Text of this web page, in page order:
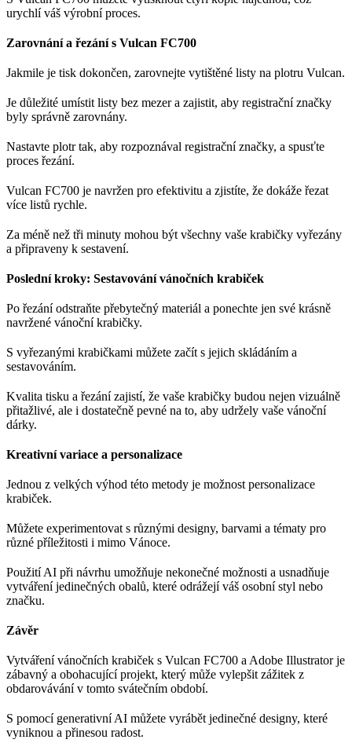
urychlí váš výrobní proces.
Zarovnání a řezání s Vulcan FC700
Jakmile je tisk dokončen, zarovnejte vytištěné listy na plotru Vulcan.
Je důležité umístit listy bez mezer a zajistit, aby registrační značky
byly správně zarovnány.
Nastavte plotr tak, aby rozpoznával registrační značky, a spusťte
proces řezání.
Vulcan FC700 je navržen pro efektivitu a zjistíte, že dokáže řezat
více listů rychle.
Za méně než tři minuty mohou být všechny vaše krabičky vyřezány
a připraveny k sestavení.
Poslední kroky: Sestavování vánočních krabiček
Po řezání odstraňte přebytečný materiál a ponechte jen své krásně
navržené vánoční krabičky.
S vyřezanými krabičkami můžete začít s jejich skládáním a
sestavováním.
Kvalita tisku a řezání zajistí, že vaše krabičky budou nejen vizuálně
přitažlivé, ale i dostatečně pevné na to, aby udržely vaše vánoční
dárky.
Kreativní variace a personalizace
Jednou z velkých výhod této metody je možnost personalizace
krabiček.
Můžete experimentovat s různými designy, barvami a tématy pro
různé příležitosti i mimo Vánoce.
Použití AI při návrhu umožňuje nekonečné možnosti a usnadňuje
vytváření jedinečných obalů, které odrážejí váš osobní styl nebo
značku.
Závěr
Vytváření vánočních krabiček s Vulcan FC700 a Adobe Illustrator je
zábavný a obohacující projekt, který může vylepšit zážitek z
obdarovávání v tomto svátečním období.
S pomocí generativní AI můžete vyrábět jedinečné designy, které
vyniknou a přinesou radost.